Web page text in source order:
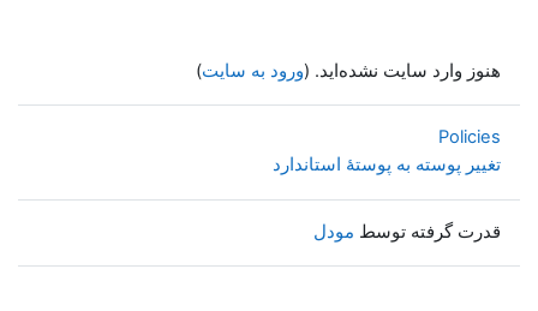
هنوز وارد سایت نشده‌اید. (ورود به سایت)
Policies
تغییر پوسته به پوستهٔ استاندارد
قدرت گرفته توسط مودل